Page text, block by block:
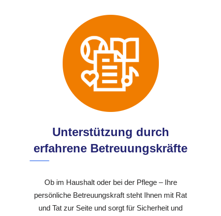
Unterstützung durch
erfahrene Betreuungskräfte
Ob im Haushalt oder bei der Pflege – Ihre
persönliche Betreuungskraft steht Ihnen mit Rat
und Tat zur Seite und sorgt für Sicherheit und